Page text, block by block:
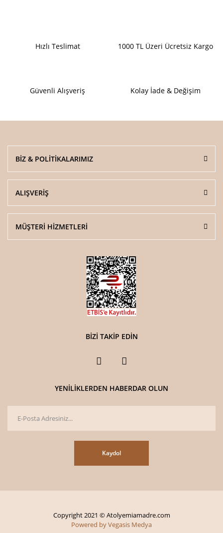
Hızlı Teslimat 1000 TL Üzeri Ücretsiz Kargo
Güvenli Alışveriş Kolay İade & Değişim
BİZ & POLİTİKALARIMIZ
ALIŞVERİŞ
MÜŞTERİ HİZMETLERİ
BİZİ TAKİP EDİN
YENİLİKLERDEN HABERDAR OLUN
Kaydol
Copyright 2021 © Atolyemiamadre.com
Powered by Vegasis Medya